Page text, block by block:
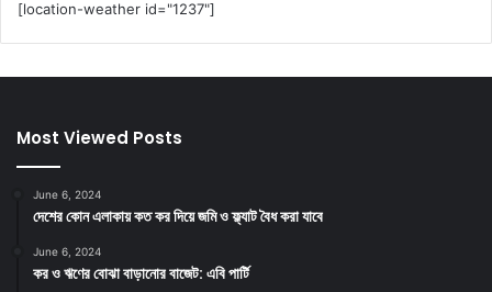
[location-weather id="1237"]
Most Viewed Posts
June 6, 2024
দেশের কোন এলাকায় কত কর দিয়ে জমি ও ফ্ল্যাট বৈধ করা যাবে
June 6, 2024
কর ও ঋণের বোঝা বাড়ানোর বাজেট: এবি পার্টি